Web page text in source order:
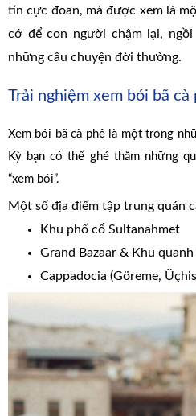
tín cực đoan, mà được xem là
cớ để con người chậm lại,
những câu chuyện đời thường.
Trải nghiệm xem bói bã cà
Xem bói bã cà phê là một trong
Kỳ bạn có thể ghé thăm những
“xem bói”.
Một số địa điểm tập trung quán
Khu phố cổ Sultanahmet
Grand Bazaar & Khu quanh
Cappadocia (Göreme,